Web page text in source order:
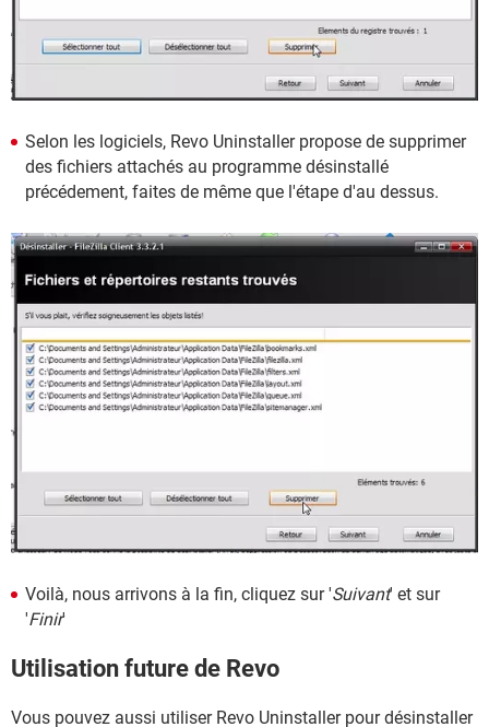
Selon les logiciels, Revo Uninstaller propose de supprimer
des fichiers attachés au programme désinstallé
précédement, faites de même que l'étape d'au dessus.
Voilà, nous arrivons à la fin, cliquez sur 'Suivant' et sur
'Finir'
Utilisation future de Revo
Vous pouvez aussi utiliser Revo Uninstaller pour désinstaller